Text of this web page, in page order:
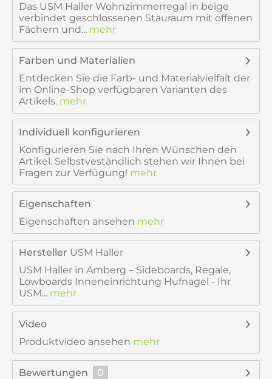
Das USM Haller Wohnzimmerregal in beige
verbindet geschlossenen Stauraum mit offenen
Fächern und... mehr
Farben und Materialien
Entdecken Sie die Farb- und Materialvielfalt der
im Online-Shop verfügbaren Varianten des
Artikels. mehr
Individuell konfigurieren
Konfigurieren Sie nach Ihren Wünschen den
Artikel. Selbstveständlich stehen wir Ihnen bei
Fragen zur Verfügung! mehr
Eigenschaften
Eigenschaften ansehen mehr
Hersteller USM Haller
USM Haller in Amberg – Sideboards, Regale,
Lowboards Inneneinrichtung Hufnagel - Ihr
USM... mehr
Video
Produktvideo ansehen mehr
Bewertungen
0